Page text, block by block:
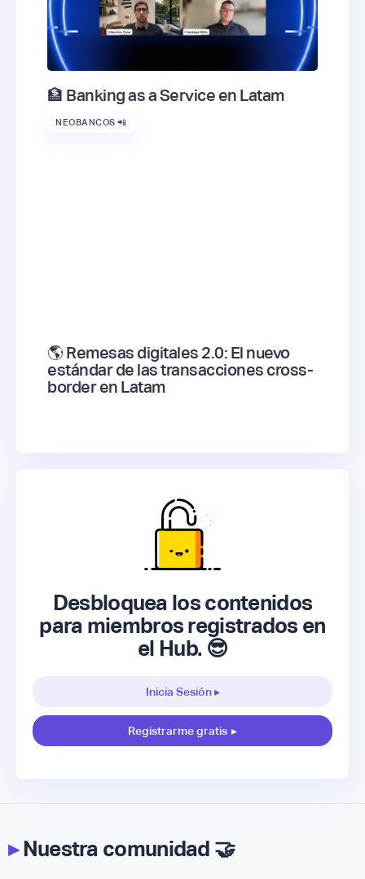
🏦 Banking as a Service en Latam
NEOBANCOS 📲
🌎 Remesas digitales 2.0: El nuevo
estándar de las transacciones cross-
border en Latam
Desbloquea los contenidos
para miembros registrados en
el Hub. 😎
Inicia Sesión ▸
Registrarme gratis ▸
▸Nuestra comunidad 🤝